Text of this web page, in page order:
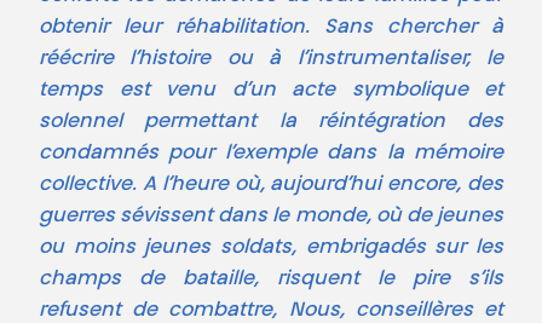
obtenir leur réhabilitation. Sans chercher à
réécrire l’histoire ou à l’instrumentaliser, le
temps est venu d’un acte symbolique et
solennel permettant la réintégration des
condamnés pour l’exemple dans la mémoire
collective. A l’heure où, aujourd’hui encore, des
guerres sévissent dans le monde, où de jeunes
ou moins jeunes soldats, embrigadés sur les
champs de bataille, risquent le pire s’ils
refusent de combattre, Nous, conseillères et